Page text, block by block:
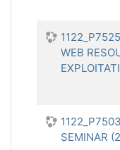
WEB
SEMINAR